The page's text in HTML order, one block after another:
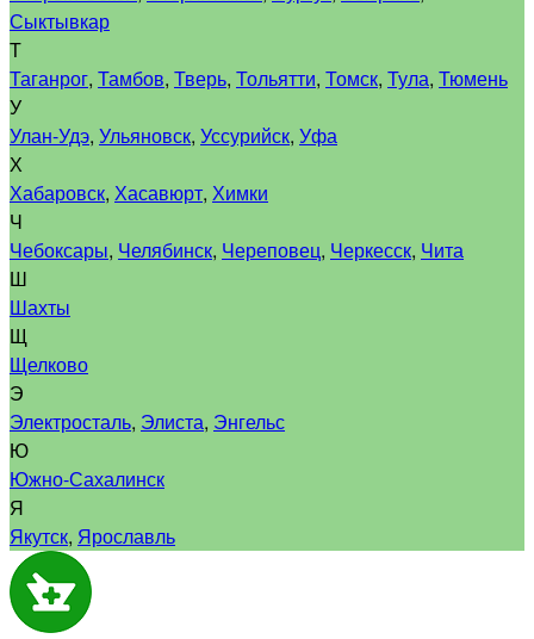
Сыктывкар
Т
Таганрог, Тамбов, Тверь, Тольятти, Томск, Тула, Тюмень
У
Улан-Удэ, Ульяновск, Уссурийск, Уфа
Х
Хабаровск, Хасавюрт, Химки
Ч
Чебоксары, Челябинск, Череповец, Черкесск, Чита
Ш
Шахты
Щ
Щелково
Э
Электросталь, Элиста, Энгельс
Ю
Южно-Сахалинск
Я
Якутск, Ярославль